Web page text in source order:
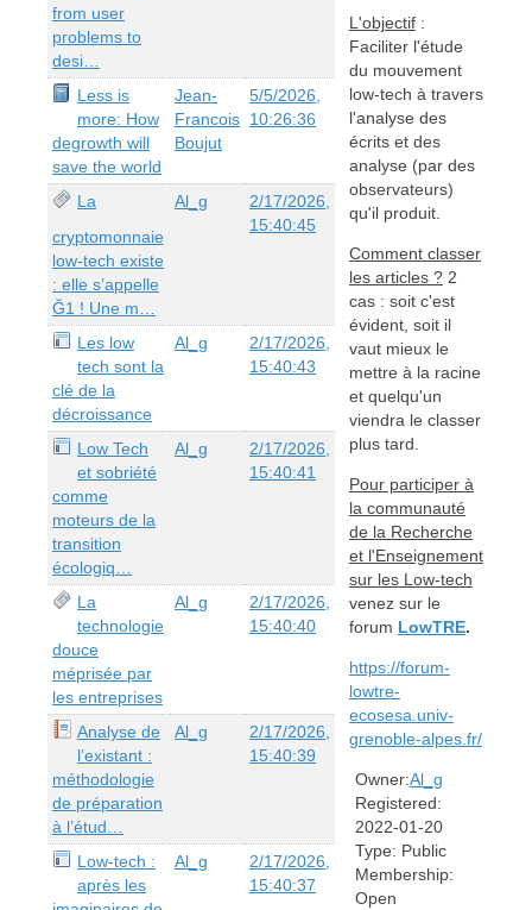
from user
problems to
desi…
Less is
more: How
degrowth will
save the world
Jean-
Francois
Boujut
5/5/2026,
10:26:36
La
cryptomonnaie
low-tech existe
: elle s’appelle
Ğ1 ! Une m…
Al_g
2/17/2026,
15:40:45
Les low
tech sont la
clé de la
décroissance
Al_g
2/17/2026,
15:40:43
Low Tech
et sobriété
comme
moteurs de la
transition
écologiq…
Al_g
2/17/2026,
15:40:41
La
technologie
douce
méprisée par
les entreprises
Al_g
2/17/2026,
15:40:40
Analyse de
l’existant :
méthodologie
de préparation
à l’étud…
Al_g
2/17/2026,
15:40:39
Low-tech :
après les
Al_g
2/17/2026,
15:40:37
L'objectif:
Faciliter l'étude
du mouvement
low-tech à travers
l'analyse des
écrits et des
analyse (par des
observateurs)
qu'il produit.
Comment classer
les articles ?2
cas : soit c'est
évident, soit il
vaut mieux le
mettre à la racine
et quelqu'un
viendra le classer
plus tard.
Pour participer à
la communauté
de la Recherche
et l'Enseignement
sur les Low-tech
venez sur le
forum LowTRE.
https://forum-
lowtre-
ecosesa.univ-
grenoble-alpes.fr/
Owner:Al_g
Registered:
2022-01-20
Type: Public
Membership:
Open